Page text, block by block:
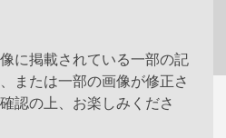
に掲載されている一部の記
または一部の画像が修正さ
認の上、お楽しみくださ